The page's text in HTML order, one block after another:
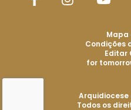
Arquidiocese
Todos os
Mapa
Condições
Editar
for